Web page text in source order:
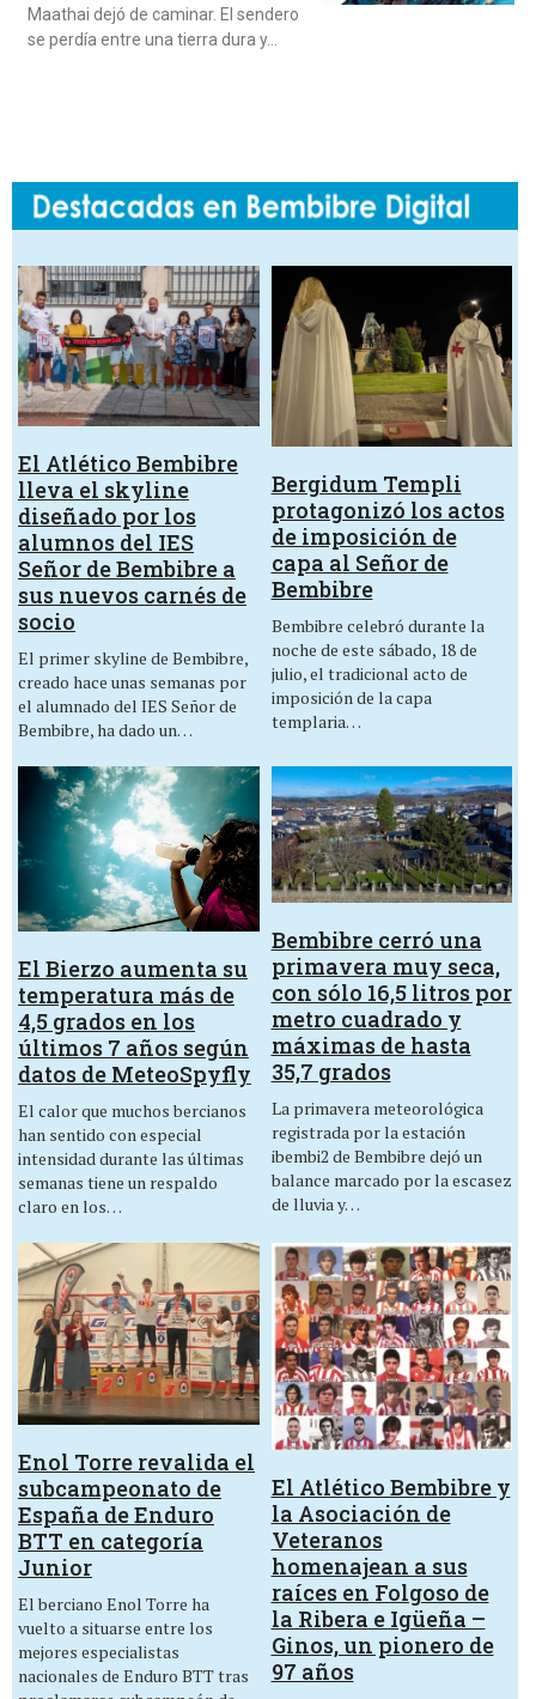
Maathai dejó de caminar. El sendero
se perdía entre una tierra dura y…
El Atlético Bembibre
lleva el skyline
diseñado por los
alumnos del IES
Señor de Bembibre a
sus nuevos carnés de
socio
El primer skyline de Bembibre,
creado hace unas semanas por
el alumnado del IES Señor de
Bembibre, ha dado un…
Bergidum Templi
protagonizó los actos
de imposición de
capa al Señor de
Bembibre
Bembibre celebró durante la
noche de este sábado, 18 de
julio, el tradicional acto de
imposición de la capa
templaria…
El Bierzo aumenta su
temperatura más de
4,5 grados en los
últimos 7 años según
datos de MeteoSpyfly
El calor que muchos bercianos
han sentido con especial
intensidad durante las últimas
semanas tiene un respaldo
claro en los…
Bembibre cerró una
primavera muy seca,
con sólo 16,5 litros por
metro cuadrado y
máximas de hasta
35,7 grados
La primavera meteorológica
registrada por la estación
ibembi2 de Bembibre dejó un
balance marcado por la escasez
de lluvia y…
Enol Torre revalida el
subcampeonato de
España de Enduro
BTT en categoría
Junior
El berciano Enol Torre ha
vuelto a situarse entre los
mejores especialistas
nacionales de Enduro BTT tras
El Atlético Bembibre y
la Asociación de
Veteranos
homenajean a sus
raíces en Folgoso de
la Ribera e Igüeña –
Ginos, un pionero de
97 años